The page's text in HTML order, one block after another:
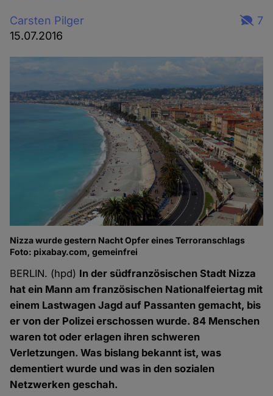
Carsten Pilger
15.07.2016
7
Nizza wurde gestern Nacht Opfer eines Terroranschlags
Foto: pixabay.com, gemeinfrei
BERLIN. (hpd) In der südfranzösischen Stadt Nizza
hat ein Mann am französischen Nationalfeiertag mit
einem Lastwagen Jagd auf Passanten gemacht, bis
er von der Polizei erschossen wurde. 84 Menschen
waren tot oder erlagen ihren schweren
Verletzungen. Was bislang bekannt ist, was
dementiert wurde und was in den sozialen
Netzwerken geschah.